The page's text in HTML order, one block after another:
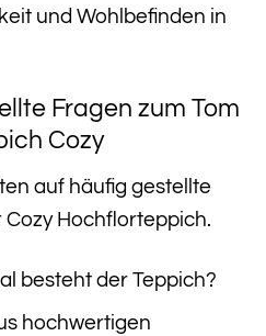
und Wohlbefinden in
Fragen zum Tom
Cozy
auf häufig gestellte
Cozy Hochflorteppich.
besteht der Teppich?
hochwertigen